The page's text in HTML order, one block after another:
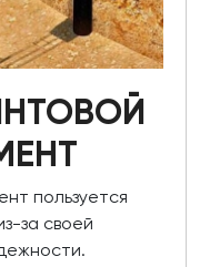
пользуется
за своей